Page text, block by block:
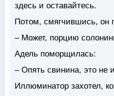
здесь и оставайтесь.
Потом, смягчившись, он
– Может, порцию
Адель поморщилась:
– Опять свинина, это не
Иллюминатор захотел,